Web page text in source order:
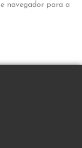
navegador para a